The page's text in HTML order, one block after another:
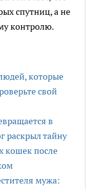
спутниц, а не
контролю.
которые
свой
в
раскрыл тайну
кошек после
мужа: